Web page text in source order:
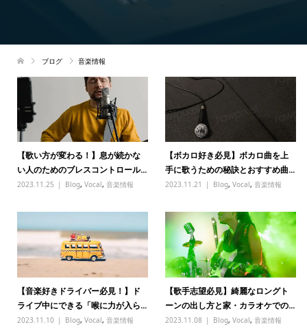
ブログ 音楽情報
【歌い方が変わる！】息が続かな
い人のためのブレスコントロール...
2023.11.25 Blog, Vocal, 音楽情報
【ボカロ好き必見】ボカロ曲を上
手に歌うための秘訣とおすすめ曲...
2023.11.21 Blog,Vocal,音楽情報
【音楽好きドライバー必見！】ド
ライブ中にできる「喉に力が入ら...
2023.11.10 Blog, Vocal, 音楽情報
【歌手志望必見】綺麗なロングト
ーンの出し方と家・カラオケでの...
2023.11.08 Blog,Vocal,音楽情報